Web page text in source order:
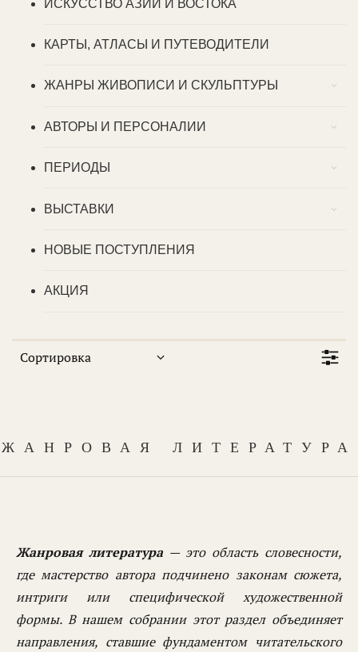
ЖАНРОВАЯ ЛИТЕРАТУРА
Жанровая литература — это область словесности,
где мастерство автора подчинено законам сюжета,
интриги или специфической художественной
формы. В нашем собрании этот раздел объединяет
направления, ставшие фундаментом читательского
ИСКУССТВО АЗИИ И ВОСТОКА
КАРТЫ, АТЛАСЫ И ПУТЕВОДИТЕЛИ
ЖАНРЫ ЖИВОПИСИ И СКУЛЬПТУРЫ
АВТОРЫ И ПЕРСОНАЛИИ
ПЕРИОДЫ
ВЫСТАВКИ
НОВЫЕ ПОСТУПЛЕНИЯ
АКЦИЯ